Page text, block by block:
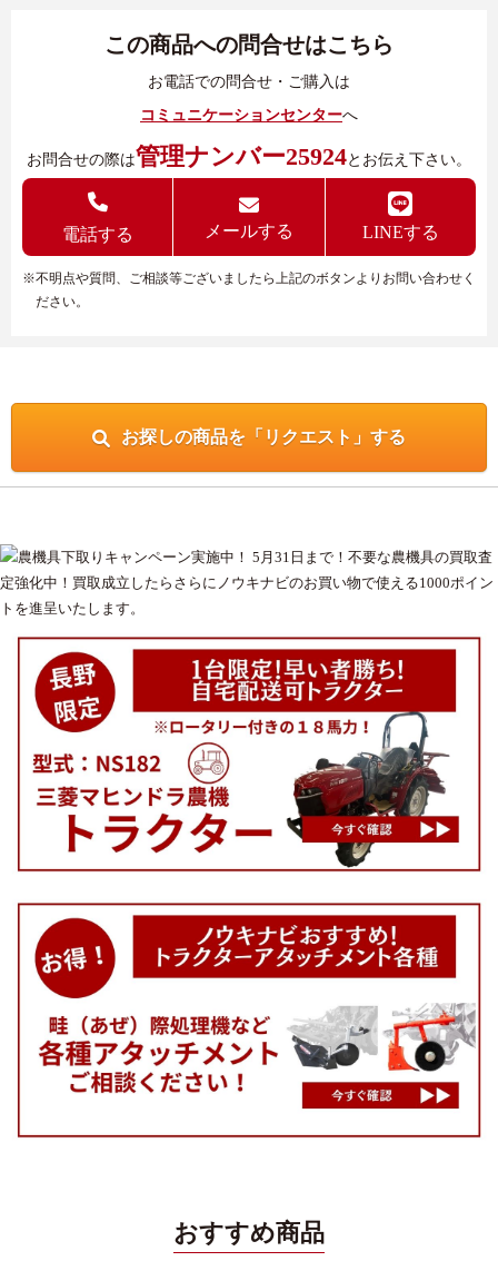
この商品への問合せはこちら
お電話での問合せ・ご購入は
コミュニケーションセンターへ
お問合せの際は管理ナンバー25924とお伝え下さい。
電話する メールする LINEする
※不明点や質問、ご相談等ございましたら上記のボタンよりお問い合わせく
ださい。
お探しの商品を「リクエスト」する
おすすめ商品